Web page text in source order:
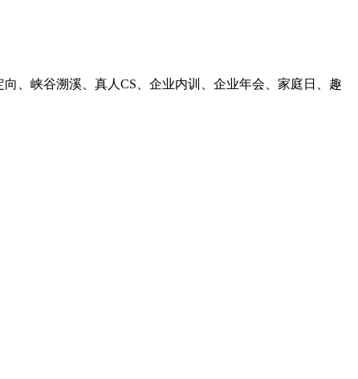
、峡谷溯溪、真人CS、企业内训、企业年会、家庭日、趣